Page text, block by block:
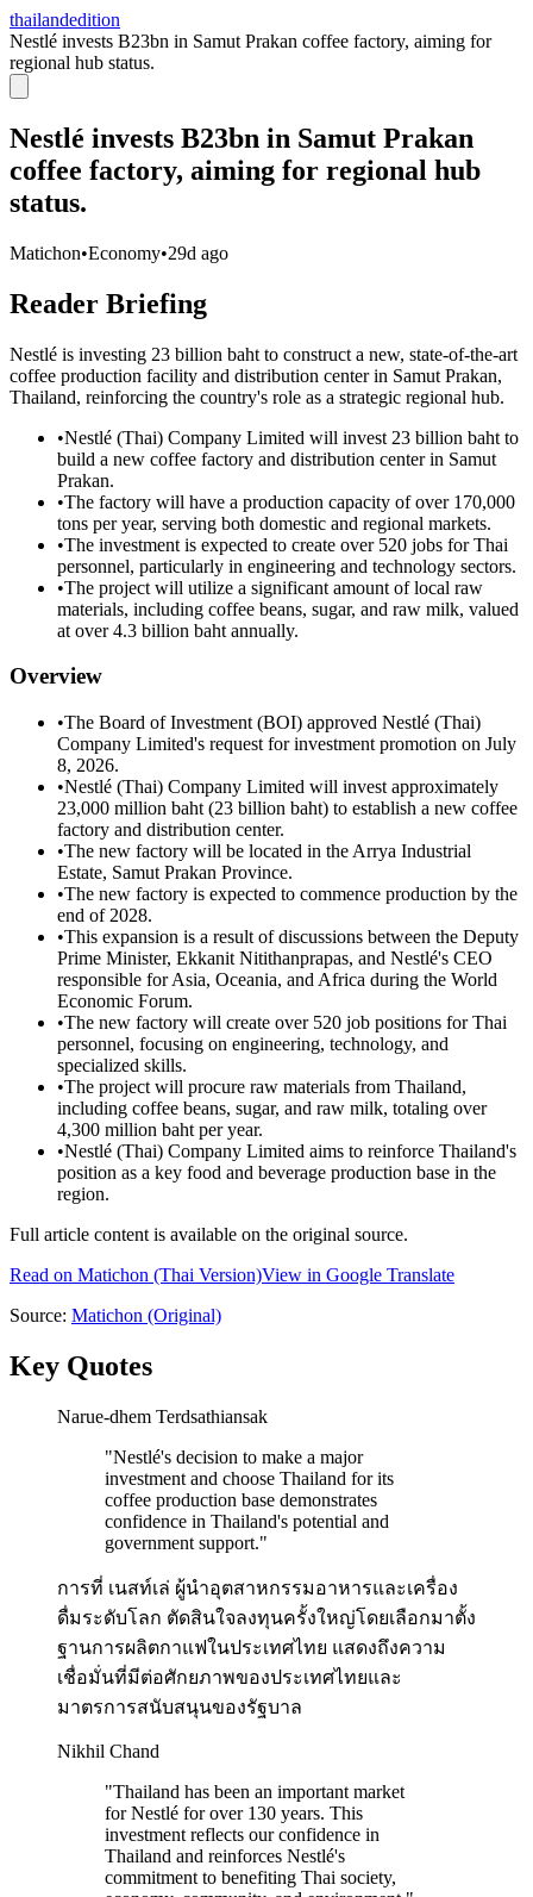
thailandedition
Nestlé invests B23bn in Samut Prakan coffee factory, aiming for
regional hub status.
Nestlé invests B23bn in Samut Prakan
coffee factory, aiming for regional hub
status.
Matichon•Economy•29d ago
Reader Briefing
Nestlé is investing 23 billion baht to construct a new, state-of-the-art
coffee production facility and distribution center in Samut Prakan,
Thailand, reinforcing the country's role as a strategic regional hub.
•Nestlé (Thai) Company Limited will invest 23 billion baht to
build a new coffee factory and distribution center in Samut
Prakan.
•The factory will have a production capacity of over 170,000
tons per year, serving both domestic and regional markets.
•The investment is expected to create over 520 jobs for Thai
personnel, particularly in engineering and technology sectors.
•The project will utilize a significant amount of local raw
materials, including coffee beans, sugar, and raw milk, valued
at over 4.3 billion baht annually.
Overview
•The Board of Investment (BOI) approved Nestlé (Thai)
Company Limited's request for investment promotion on July
8, 2026.
•Nestlé (Thai) Company Limited will invest approximately
23,000 million baht (23 billion baht) to establish a new coffee
factory and distribution center.
•The new factory will be located in the Arrya Industrial
Estate, Samut Prakan Province.
•The new factory is expected to commence production by the
end of 2028.
•This expansion is a result of discussions between the Deputy
Prime Minister, Ekkanit Nitithanprapas, and Nestlé's CEO
responsible for Asia, Oceania, and Africa during the World
Economic Forum.
•The new factory will create over 520 job positions for Thai
personnel, focusing on engineering, technology, and
specialized skills.
•The project will procure raw materials from Thailand,
including coffee beans, sugar, and raw milk, totaling over
4,300 million baht per year.
•Nestlé (Thai) Company Limited aims to reinforce Thailand's
position as a key food and beverage production base in the
region.
Full article content is available on the original source.
Read on Matichon (Thai Version)View in Google Translate
Source: Matichon (Original)
Key Quotes
Narue-dhem Terdsathiansak
"Nestlé's decision to make a major
investment and choose Thailand for its
coffee production base demonstrates
confidence in Thailand's potential and
government support."
การที่ เนสท์เล่ ผู้นำอุตสาหกรรมอาหารและเครื่อง
ดื่มระดับโลก ตัดสินใจลงทุนครั้งใหญ่โดยเลือกมาตั้ง
ฐานการผลิตกาแฟในประเทศไทย แสดงถึงความ
เชื่อมั่นที่มีต่อศักยภาพของประเทศไทยและ
มาตรการสนับสนุนของรัฐบาล
Nikhil Chand
"Thailand has been an important market
for Nestlé for over 130 years. This
investment reflects our confidence in
Thailand and reinforces Nestlé's
commitment to benefiting Thai society,